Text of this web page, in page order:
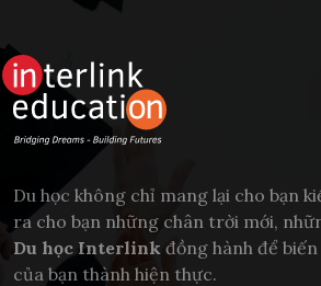
Du học không chỉ mang lại cho bạn
ra cho bạn những chân trời mới,
Du học Interlink đồng hành để
của bạn thành hiện thực.